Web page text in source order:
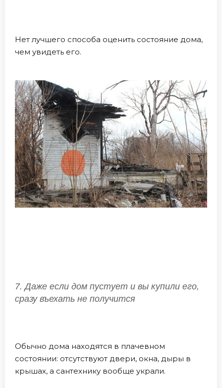
Нет лучшего способа оценить состояние дома,
чем увидеть его.
7. Даже если дом пустует и вы купили его,
сразу въехать не получится
Обычно дома находятся в плачевном
состоянии: отсутствуют двери, окна, дыры в
крышах, а сантехнику вообще украли.